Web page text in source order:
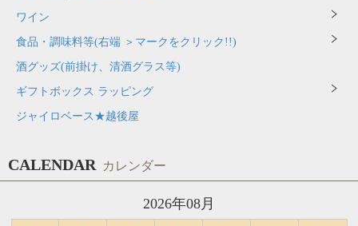
ワイン
食品・調味料等(右端 ＞マークをクリック!!)
酒グッズ(前掛け、清酒グラス等)
ギフトボックス ラッピング
ジャイロベース★越後屋
CALENDAR カレンダー
2026年08月